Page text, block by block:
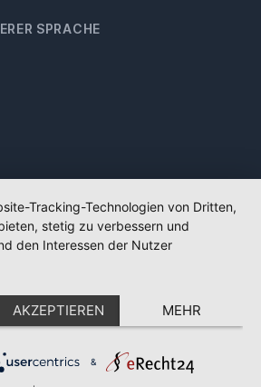
SPRACHE
Tracking-Technologien von Dritten,
stetig zu verbessern und
den Interessen der Nutzer
AKZEPTIEREN MEHR
&